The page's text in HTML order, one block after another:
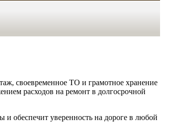
своевременное ТО и грамотное хранение
расходов на ремонт в долгосрочной
обеспечит уверенность на дороге в любой